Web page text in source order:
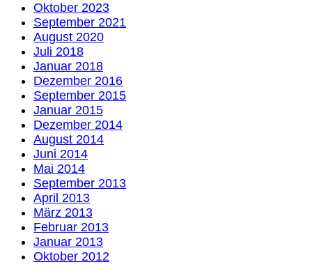
Oktober 2023
September 2021
August 2020
Juli 2018
Januar 2018
Dezember 2016
September 2015
Januar 2015
Dezember 2014
August 2014
Juni 2014
Mai 2014
September 2013
April 2013
März 2013
Februar 2013
Januar 2013
Oktober 2012